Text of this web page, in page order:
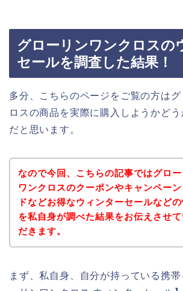
グローリンワンクロスの
セールを調査した結果！
多分、こちらのページをご覧の方はグ
ロスの商品を実際に購入しようかど
だと思います。
なので今回、こちらの記事ではグロ
ワンクロスのクーポンやキャンペー
ドなどお得なウィンターセールなどの
を私自身が調べた結果をお伝えさせて
だきます。
まず、私自身、自分が持っている携帯